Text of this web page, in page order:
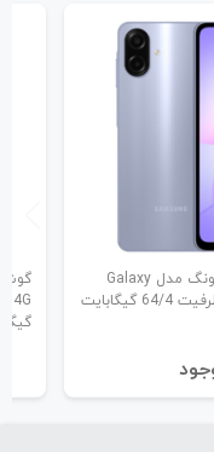
گوشی موبایل سامسونگ مدل Galaxy
A07 دو سیم کارت ظرفیت 64/4 گیگابایت